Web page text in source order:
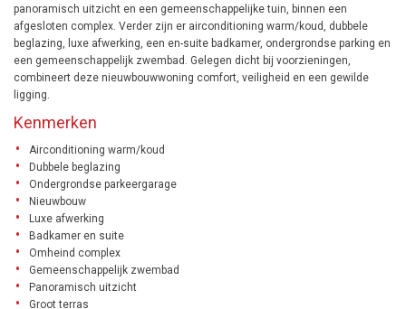
panoramisch uitzicht en een gemeenschappelijke tuin, binnen een
afgesloten complex. Verder zijn er airconditioning warm/koud, dubbele
beglazing, luxe afwerking, een en-suite badkamer, ondergrondse parking en
een gemeenschappelijk zwembad. Gelegen dicht bij voorzieningen,
combineert deze nieuwbouwwoning comfort, veiligheid en een gewilde
ligging.
Kenmerken
Airconditioning warm/koud
Dubbele beglazing
Ondergrondse parkeergarage
Nieuwbouw
Luxe afwerking
Badkamer en suite
Omheind complex
Gemeenschappelijk zwembad
Panoramisch uitzicht
Groot terras